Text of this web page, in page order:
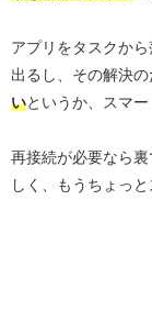
アプリをタスクか
出るし、その解決の
いというか、スマー
再接続が必要なら裏
しく、もうちょっ